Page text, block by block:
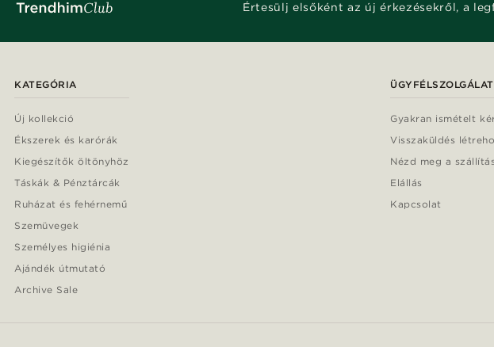
Értesülj elsőként az új érkezésekről, a
KATEGÓRIA
Új kollekció
Ékszerek és karórák
Kiegészítők öltönyhöz
Táskák & Pénztárcák
Ruházat és fehérnemű
Szemüvegek
Személyes higiénia
Ajándék útmutató
Archive Sale
ÜGYFÉLSZOLGÁLAT
Gyakran ismételt
Visszaküldés
Nézd meg a
Elállás
Kapcsolat